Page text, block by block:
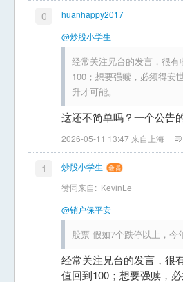
0
huanhappy2017
@炒股小学生
经常关注兄台的发言，很
100；想要强赎，必须得安
升才可能。
这还不简单吗？一个公
2026-05-11 13:47 来自上海
1
炒股小学生
赞同来自: KevinLe
@销户保平安
股票 假如7个跌停以上，今
经常关注兄台的发言，很
值回到100；想要强赎，